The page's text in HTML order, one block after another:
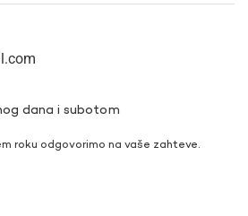
dana i subotom
roku odgovorimo na vaše zahteve.